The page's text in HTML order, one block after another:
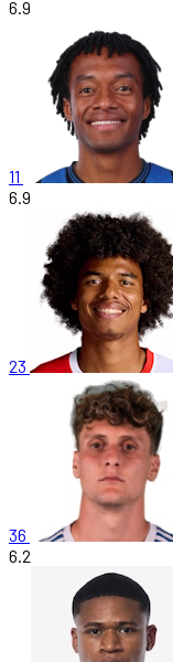
6.9
11
6.9
23
36
6.2